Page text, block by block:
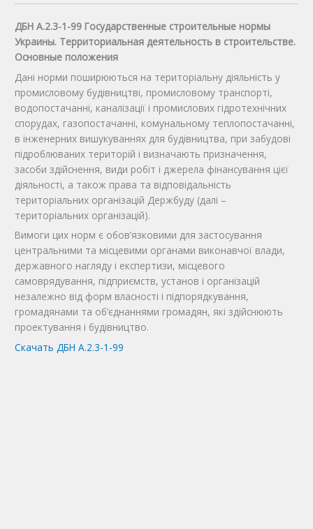
ДБН А.2.3-1-99 Государственные строительные нормы
Украины. Территориальная деятельность в строительстве.
Основные положения
Дані норми поширюються на територіальну діяльність у
промисловому будівництві, промисловому транспорті,
водопостачанні, каналізації і промислових гідротехнічних
спорудах, газопостачанні, комунальному теплопостачанні,
в інженерних вишукуваннях для будівництва, при забудові
підроблюваних територій і визначають призначення,
засоби здійснення, види робіт і джерела фінансування цієї
діяльності, а також права та відповідальність
територіальних організацій Держбуду (далі –
територіальних організацій).
Вимоги цих норм є обов’язковими для застосування
центральними та місцевими органами виконавчої влади,
державного нагляду і експертизи, місцевого
самоврядування, підприємств, установ і організацій
незалежно від форм власності і підпорядкування,
громадянами та об’єднаннями громадян, які здійснюють
проектування і будівництво.
Скачать ДБН А.2.3-1-99